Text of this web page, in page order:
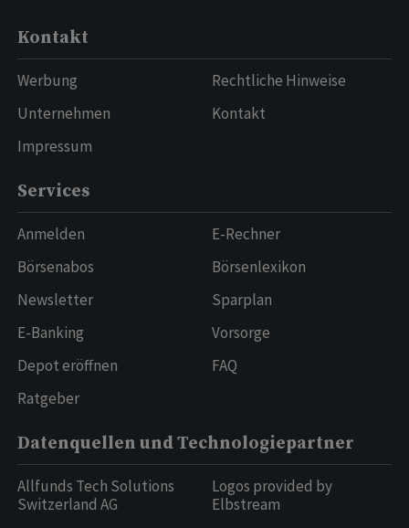
Kontakt
Werbung
Unternehmen
Impressum
Rechtliche Hinweise
Kontakt
Services
Anmelden
Börsenabos
Newsletter
E-Banking
Depot eröffnen
Ratgeber
E-Rechner
Börsenlexikon
Sparplan
Vorsorge
FAQ
Datenquellen und Technologiepartner
Allfunds Tech Solutions
Switzerland AG
Logos provided by
Elbstream